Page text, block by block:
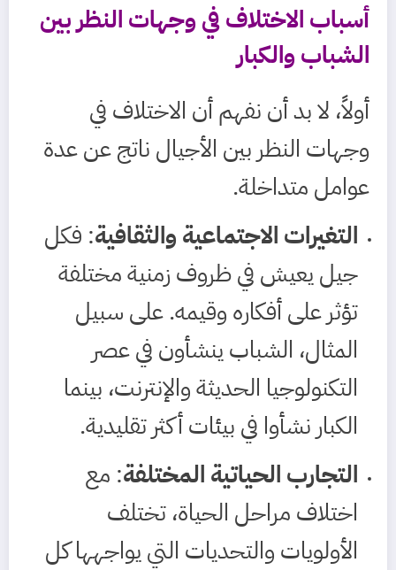
أسباب الاختلاف في وجهات النظر بين
الشباب والكبار
أولاً، لا بد أن نفهم أن الاختلاف في
وجهات النظر بين الأجيال ناتج عن عدة
عوامل متداخلة.
التغيرات الاجتماعية والثقافية: فكل
جيل يعيش في ظروف زمنية مختلفة
تؤثر على أفكاره وقيمه. على سبيل
المثال، الشباب ينشأون في عصر
التكنولوجيا الحديثة والإنترنت، بينما
الكبار نشأوا في بيئات أكثر تقليدية.
التجارب الحياتية المختلفة: مع
اختلاف مراحل الحياة، تختلف
الأولويات والتحديات التي يواجهها كل